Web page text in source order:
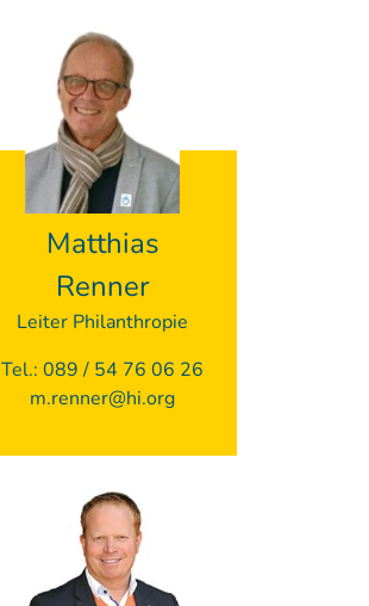
Matthias
Renner
Leiter Philanthropie
Tel.: 089 / 54 76 06 26
m.renner@hi.org